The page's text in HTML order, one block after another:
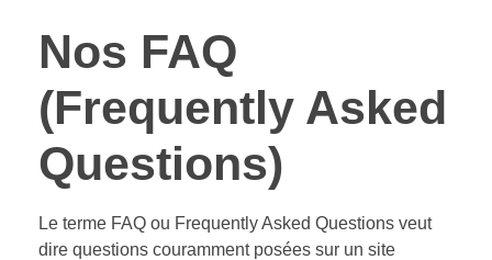
Nos FAQ
(Frequently Asked
Questions)
Le terme FAQ ou Frequently Asked Questions veut
dire questions couramment posées sur un site